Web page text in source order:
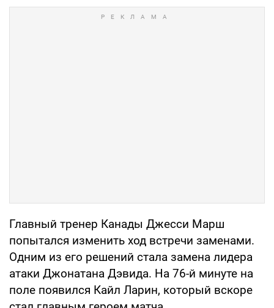
Главный тренер Канады Джесси Марш
попытался изменить ход встречи заменами.
Одним из его решений стала замена лидера
атаки Джонатана Дэвида. На 76-й минуте на
поле появился Кайл Ларин, который вскоре